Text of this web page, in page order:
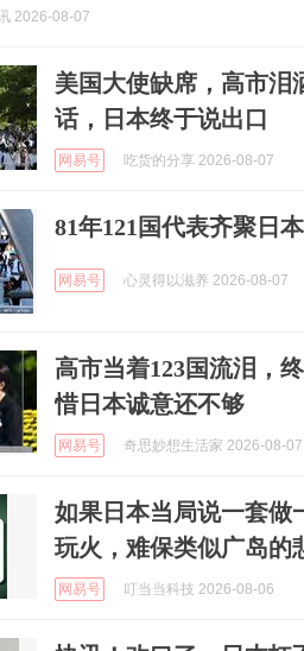
2026-08-07
美国大使缺席，高市泪
话，日本终于说出口
网易号 吃货的分享 2026-08-07
81年121国代表齐聚日
网易号 心灵得以滋养 2026-08-07
高市当着123国流泪，
惜日本诚意还不够
网易号 奇思妙想生活家 2026-08-07
如果日本当局说一套做
玩火，难保类似广岛的
网易号 叮当当科技 2026-08-06